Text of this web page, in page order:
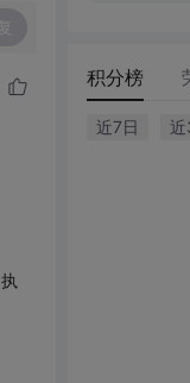
积分榜
近7日 近